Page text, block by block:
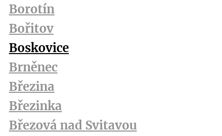
Borotín
Bořitov
Boskovice
Brněnec
Březina
Březinka
Březová nad Svitavou